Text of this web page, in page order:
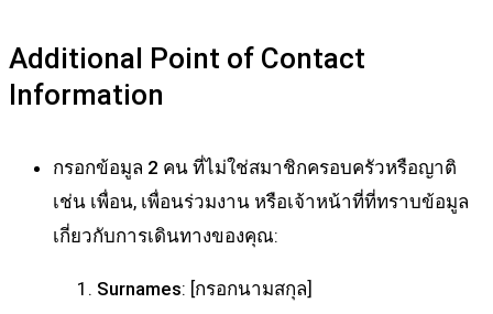
Additional Point of Contact
Information
กรอกข้อมูล 2 คน ที่ไม่ใช่สมาชิกครอบครัวหรือญาติ
เช่น เพื่อน, เพื่อนร่วมงาน หรือเจ้าหน้าที่ที่ทราบข้อมูล
เกี่ยวกับการเดินทางของคุณ:
Surnames: [กรอกนามสกุล]